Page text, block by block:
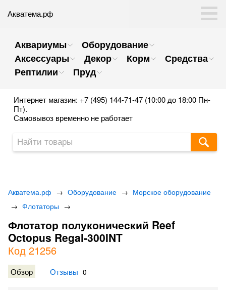
Акватема.рф
Аквариумы
Оборудование
Аксессуары
Декор Корм
Средства
Рептилии
Пруд
Интернет магазин: +7 (495) 144-71-47 (10:00 до 18:00 Пн-
Пт).
Самовывоз временно не работает
Акватема.рф → Оборудование → Морское оборудование
→ Флотаторы →
Флотатор полуконический Reef
Octopus Regal-300INT
Код 21256
Обзор Отзывы 0